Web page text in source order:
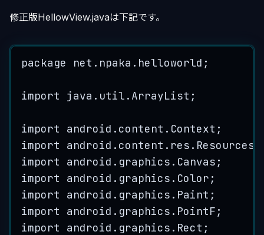
修正版HellowView.javaは下記です。
package net . npaka . helloworld ;
import java . util . ArrayList ;
import android . content . Context ;
import
android . content . res . Resources
import
android . graphics . Canvas ;
import
android . graphics . Color ;
import
android . graphics . Paint ;
import
android . graphics . PointF ;
import
android . graphics . Rect ;